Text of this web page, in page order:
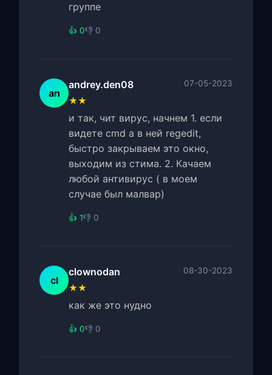
группе
👍 0👎 0
an
andrey.den08 07-05-2023
★★
и так, чит вирус, начнем 1. если
видете cmd а в ней regedit,
быстро закрываем это окно,
выходим из стима. 2. Качаем
любой антивирус ( в моем
случае был малвар)
👍 1👎 0
cl
clownodan 08-30-2023
★★
как же это нудно
👍 0👎 0